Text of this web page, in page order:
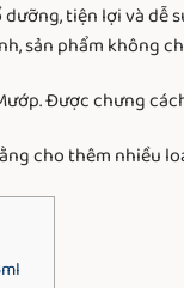
tiện lợi và
sản phẩm không
Được chưng
cho thêm nhiều